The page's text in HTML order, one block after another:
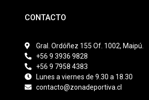
CONTACTO
Gral. Ordóñez 155 Of. 1002, Maipú.
+56 9 3936 9828
+56 9 7958 4383
Lunes a viernes de 9.30 a 18.30
contacto@zonadeportiva.cl